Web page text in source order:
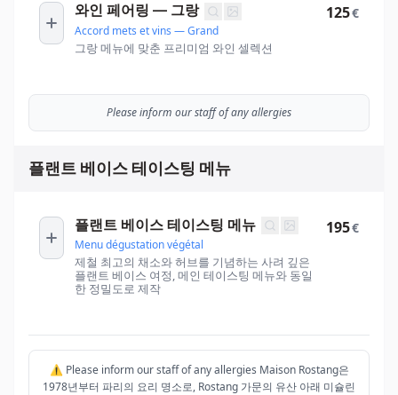
와인 페어링 — 그랑
Accord mets et vins — Grand
그랑 메뉴에 맞춘 프리미엄 와인 셀렉션
125€
Please inform our staff of any allergies
플랜트 베이스 테이스팅 메뉴
플랜트 베이스 테이스팅 메뉴
Menu dégustation végétal
제철 최고의 채소와 허브를 기념하는 사려 깊은
플랜트 베이스 여정, 메인 테이스팅 메뉴와 동일
한 정밀도로 제작
195€
⚠️ Please inform our staff of any allergies Maison Rostang은
1978년부터 파리의 요리 명소로, Rostang 가문의 유산 아래 미슐린